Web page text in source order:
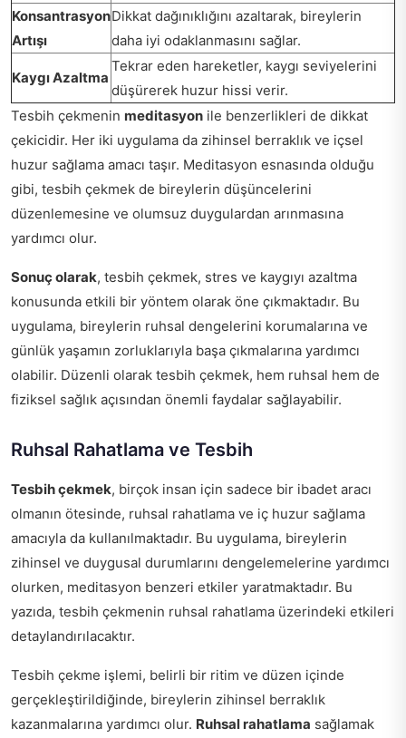
Konsantrasyon
Artışı
Dikkat dağınıklığını azaltarak, bireylerin
daha iyi odaklanmasını sağlar.
Kaygı Azaltma
Tekrar eden hareketler, kaygı seviyelerini
düşürerek huzur hissi verir.
Tesbih çekmenin meditasyon ile benzerlikleri de dikkat
çekicidir. Her iki uygulama da zihinsel berraklık ve içsel
huzur sağlama amacı taşır. Meditasyon esnasında olduğu
gibi, tesbih çekmek de bireylerin düşüncelerini
düzenlemesine ve olumsuz duygulardan arınmasına
yardımcı olur.
Sonuç olarak, tesbih çekmek, stres ve kaygıyı azaltma
konusunda etkili bir yöntem olarak öne çıkmaktadır. Bu
uygulama, bireylerin ruhsal dengelerini korumalarına ve
günlük yaşamın zorluklarıyla başa çıkmalarına yardımcı
olabilir. Düzenli olarak tesbih çekmek, hem ruhsal hem de
fiziksel sağlık açısından önemli faydalar sağlayabilir.
Ruhsal Rahatlama ve Tesbih
Tesbih çekmek, birçok insan için sadece bir ibadet aracı
olmanın ötesinde, ruhsal rahatlama ve iç huzur sağlama
amacıyla da kullanılmaktadır. Bu uygulama, bireylerin
zihinsel ve duygusal durumlarını dengelemelerine yardımcı
olurken, meditasyon benzeri etkiler yaratmaktadır. Bu
yazıda, tesbih çekmenin ruhsal rahatlama üzerindeki etkileri
detaylandırılacaktır.
Tesbih çekme işlemi, belirli bir ritim ve düzen içinde
gerçekleştirildiğinde, bireylerin zihinsel berraklık
kazanmalarına yardımcı olur. Ruhsal rahatlama sağlamak